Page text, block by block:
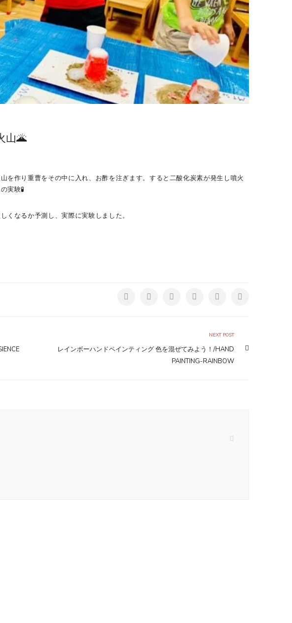
山🌋
を作り重曹をその中に入れ、お酢を注ぎます。すると二酸化炭素が発生し噴火
実験🧪
くなるか予測し、実際に実験しました。
NEXT POST
レインボーハンドペインティング 色を混ぜてみよう！/HAND
PAINTING-RAINBOW